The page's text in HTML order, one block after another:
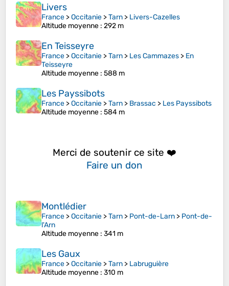
Livers
France >Occitanie >Tarn > Livers-Cazelles
Altitude moyenne : 292 m
En Teisseyre
France >Occitanie >Tarn > Les Cammazes > En
Teisseyre
Altitude moyenne : 588 m
Les Payssibots
France >Occitanie >Tarn > Brassac > Les Payssibots
Altitude moyenne : 584 m
Merci de soutenir ce site ❤️
Faire un don
Montlédier
France >Occitanie >Tarn > Pont-de-Larn > Pont-de-
l'Arn
Altitude moyenne : 341 m
Les Gaux
France >Occitanie >Tarn > Labruguière
Altitude moyenne : 310 m